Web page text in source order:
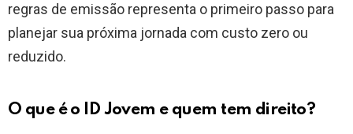
regras de emissão representa o primeiro passo para
planejar sua próxima jornada com custo zero ou
reduzido.
O que é o ID Jovem e quem tem direito?